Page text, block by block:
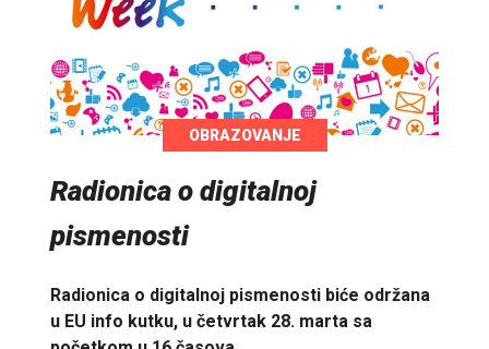
OBRAZOVANJE
Radionica o digitalnoj
pismenosti
Radionica o digitalnoj pismenosti biće održana
u EU info kutku, u četvrtak 28. marta sa